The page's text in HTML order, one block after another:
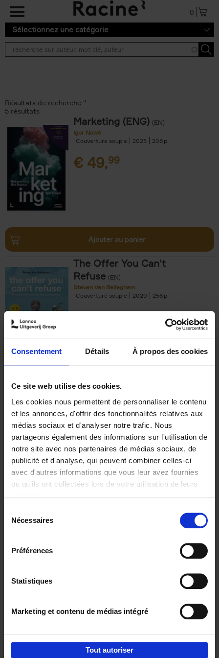
Consentement Détails À propos des cookies
Ce site web utilise des cookies.
Les cookies nous permettent de personnaliser le contenu
et les annonces, d'offrir des fonctionnalités relatives aux
médias sociaux et d'analyser notre trafic. Nous
partageons également des informations sur l'utilisation de
notre site avec nos partenaires de médias sociaux, de
publicité et d'analyse, qui peuvent combiner celles-ci
avec d'autres informations que vous leur avez fournies
ou qu'ils ont collectées lors de votre utilisation de leurs
Nécessaires
Préférences
Statistiques
Marketing et contenu de médias intégré
Tout autoriser
Aller au contenu principal
0
Sélectionnez une catégorie
Résultats de recherche ''
5 résultats
Marketing (ENG) (EN)
Igor Nowé
Couverture souple
2025 208
€ 49,99
Ajouter au panier
The Offer You Can't
Refuse (EN)
Steven Van Belleghem
Couverture souple
2020 256
€37,50
Building Bonds = Building
Business
Jochen Roef Jozefien De Feyter
Carolien Boom
Couverture souple
2025 200
€29,99
Digital marketing like a PRO -
completely revised edition (EN)